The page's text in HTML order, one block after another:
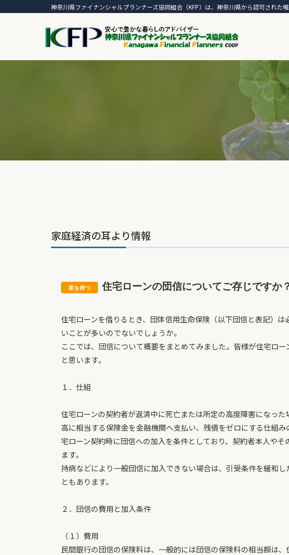
神奈川県ファイナンシャルプランナーズ協同組合（KFP）は、神奈川県から認可された唯
家庭経済の耳より情報
住宅ローンの団信についてご存じですか
住宅ローンを借りるとき、団体信用生命保険（以下団信と表記）
いことが多いのでないでしょうか。
ここでは、団信について概要をまとめてみました。皆様が住宅ロ
と思います。
１．仕組
住宅ローンの契約者が返済中に死亡または所定の高度障害になっ
高に相当する保険金を金融機関へ支払い、残債をゼロにする仕組
宅ローン契約時に団信への加入を条件としており、契約者本人や
ます。
持病などにより一般団信に加入できない場合は、引受条件を緩和
ともあります。
２．団信の費用と加入条件
（１）費用
民間銀行の団信の保険料は、一般的には団信の保険料の相当額は、